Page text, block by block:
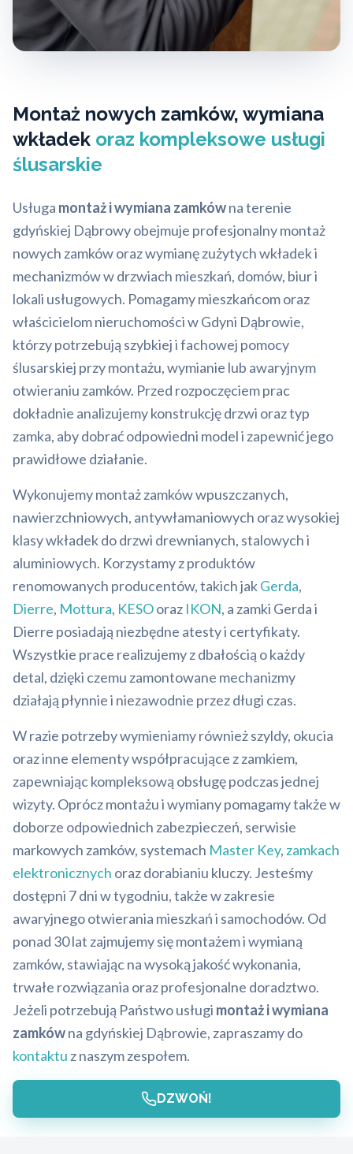
Montaż nowych zamków, wymiana
wkładek oraz kompleksowe usługi
ślusarskie
Usługa montaż i wymiana zamkówna terenie
gdyńskiej Dąbrowy obejmuje profesjonalny montaż
nowych zamków oraz wymianę zużytych wkładek i
mechanizmów w drzwiach mieszkań, domów, biur i
lokali usługowych. Pomagamy mieszkańcom oraz
właścicielom nieruchomości w Gdyni Dąbrowie,
którzy potrzebują szybkiej i fachowej pomocy
ślusarskiej przy montażu, wymianie lub awaryjnym
otwieraniu zamków. Przed rozpoczęciem prac
dokładnie analizujemy konstrukcję drzwi oraz typ
zamka, aby dobrać odpowiedni model i zapewnić jego
prawidłowe działanie.
Wykonujemy montaż zamków wpuszczanych,
nawierzchniowych, antywłamaniowych oraz wysokiej
klasy wkładek do drzwi drewnianych, stalowych i
aluminiowych. Korzystamy z produktów
renomowanych producentów, takich jakGerda,
Dierre, Mottura, KESOoraz IKON, a zamki Gerda i
Dierre posiadają niezbędne atesty i certyfikaty.
Wszystkie prace realizujemy z dbałością o każdy
detal, dzięki czemu zamontowane mechanizmy
działają płynnie i niezawodnie przez długi czas.
W razie potrzeby wymieniamy również szyldy, okucia
oraz inne elementy współpracujące z zamkiem,
zapewniając kompleksową obsługę podczas jednej
wizyty. Oprócz montażu i wymiany pomagamy także w
doborze odpowiednich zabezpieczeń, serwisie
markowych zamków, systemach Master Key, zamkach
elektronicznych oraz dorabianiu kluczy. Jesteśmy
dostępni 7 dni w tygodniu, także w zakresie
awaryjnego otwierania mieszkań i samochodów. Od
ponad 30 lat zajmujemy się montażem i wymianą
zamków, stawiając na wysoką jakość wykonania,
trwałe rozwiązania oraz profesjonalne doradztwo.
Jeżeli potrzebują Państwo usługi montaż i wymiana
zamkówna gdyńskiej Dąbrowie, zapraszamy do
kontaktu z naszym zespołem.
DZWOŃ!